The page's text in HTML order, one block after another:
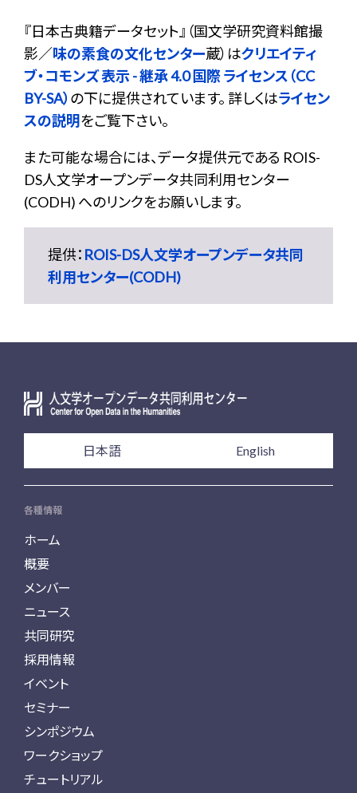
『日本古典籍データセット 』（国文学研究資料館撮
影／味の素食の文化センター蔵）はクリエイティ
ブ・コモンズ 表示 - 継承 4.0 国際 ライセンス（CC
BY-SA） の下に提供されています。 詳しくはライセン
スの説明をご覧下さい。
また可能な場合には、データ提供元である ROIS-
DS人文学オープンデータ共同利用センター
(CODH) へのリンクをお願いします。
提供： ROIS-DS人文学オープンデータ共同
利用センター(CODH)
日本語 English
各種情報
ホーム
概要
メンバー
ニュース
共同研究
採用情報
イベント
セミナー
シンポジウム
ワークショップ
チュートリアル